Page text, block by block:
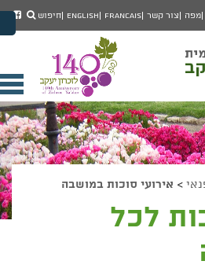
מפה צור קשר Francais
English חיפוש
> אירועי סוכות במושבה
לכל